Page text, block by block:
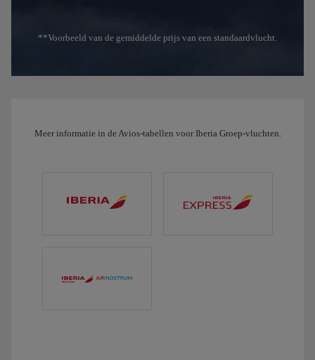
**Voorbeeld van de gemiddelde prijs van een standaardvlucht.
Meer informatie in de Avios-tabellen voor Iberia Groep-vluchten.